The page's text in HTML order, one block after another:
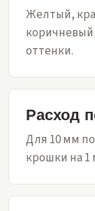
Желтый,
оттенки.
Расход
Для 10 мм
крошки на 1